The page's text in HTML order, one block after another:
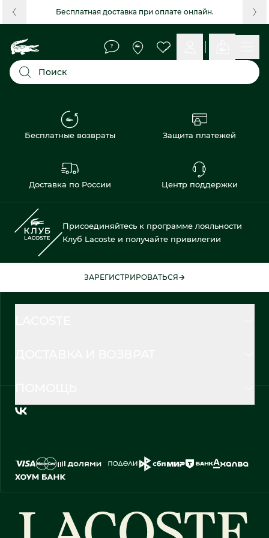
Бесплатная доставка при оплате онлайн.
Поиск
Бесплатные возвраты Защита платежей
Доставка по России Центр поддержки
Присоединяйтесь к программе лояльности
Клуб Lacoste и получайте привилегии
ЗАРЕГИСТРИРОВАТЬСЯ